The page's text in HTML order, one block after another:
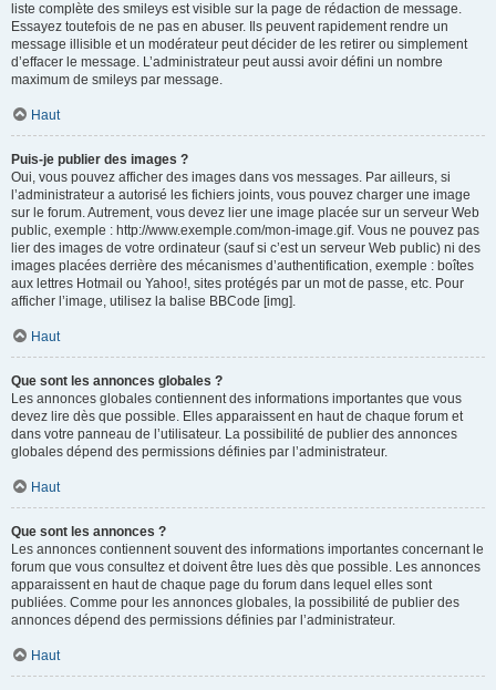
liste complète des smileys est visible sur la page de rédaction de message.
Essayez toutefois de ne pas en abuser. Ils peuvent rapidement rendre un
message illisible et un modérateur peut décider de les retirer ou simplement
d’effacer le message. L’administrateur peut aussi avoir défini un nombre
maximum de smileys par message.
Haut
Puis-je publier des images ?
Oui, vous pouvez afficher des images dans vos messages. Par ailleurs, si
l’administrateur a autorisé les fichiers joints, vous pouvez charger une image
sur le forum. Autrement, vous devez lier une image placée sur un serveur Web
public, exemple : http://www.exemple.com/mon-image.gif. Vous ne pouvez pas
lier des images de votre ordinateur (sauf si c’est un serveur Web public) ni des
images placées derrière des mécanismes d’authentification, exemple : boîtes
aux lettres Hotmail ou Yahoo!, sites protégés par un mot de passe, etc. Pour
afficher l’image, utilisez la balise BBCode [img].
Haut
Que sont les annonces globales ?
Les annonces globales contiennent des informations importantes que vous
devez lire dès que possible. Elles apparaissent en haut de chaque forum et
dans votre panneau de l’utilisateur. La possibilité de publier des annonces
globales dépend des permissions définies par l’administrateur.
Haut
Que sont les annonces ?
Les annonces contiennent souvent des informations importantes concernant le
forum que vous consultez et doivent être lues dès que possible. Les annonces
apparaissent en haut de chaque page du forum dans lequel elles sont
publiées. Comme pour les annonces globales, la possibilité de publier des
annonces dépend des permissions définies par l’administrateur.
Haut